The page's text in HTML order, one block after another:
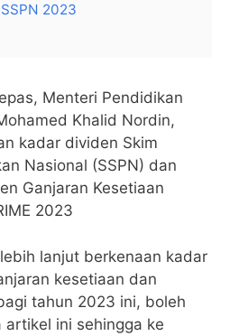
2023
Menteri Pendidikan
Khalid Nordin,
kadar dividen Skim
Nasional (SSPN) dan
Ganjaran Kesetiaan
2023
lanjut berkenaan kadar
kesetiaan dan
tahun 2023 ini, boleh
ini sehingga ke